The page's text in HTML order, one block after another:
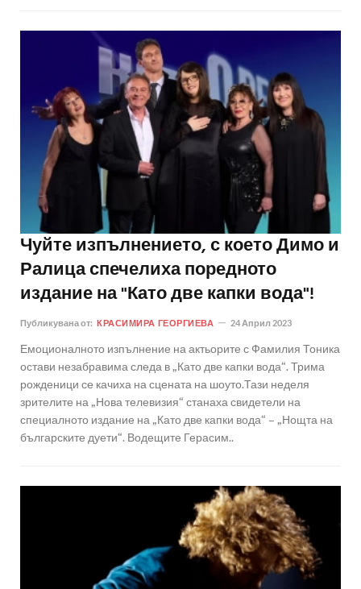
Чуйте изпълнението, с което Димо и
Ралица спечелиха поредното
издание на "Като две капки вода"!
Публикувана от: КРАСИМИРА ГЕОРГИЕВА 24 Април 2023
Емоционалното изпълнение на актьорите с Фамилия Тоника
остави незабравима следа в „Като две капки вода“. Трима
рожденици се качиха на сцената на шоуто.Тази неделя
зрителите на „Нова телевизия“ станаха свидетели на
специалното издание на „Като две капки вода“ – „Нощта на
българските дуети“. Водещите Герасим..